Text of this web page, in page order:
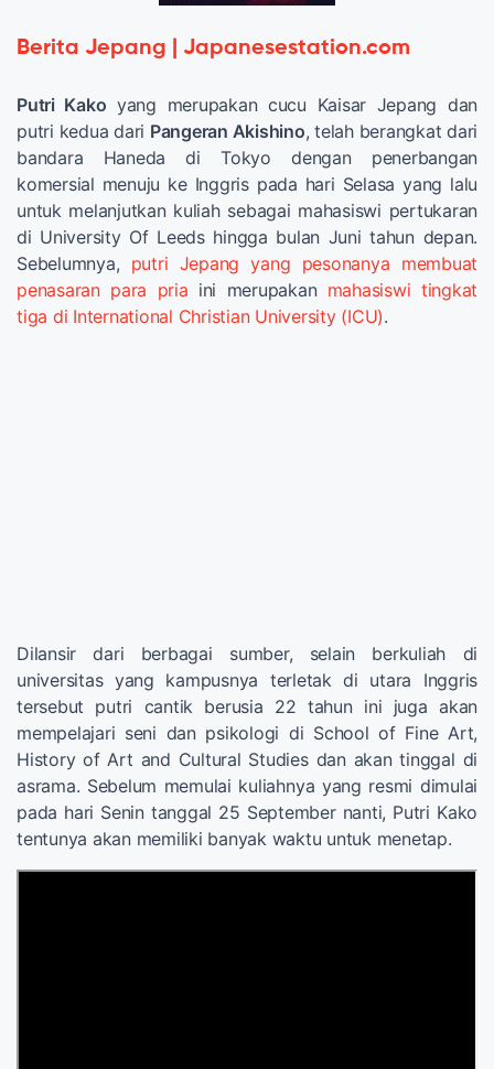
Berita Jepang | Japanesestation.com
Putri Kako yang merupakan cucu Kaisar Jepang dan
putri kedua dari Pangeran Akishino, telah berangkat dari
bandara Haneda di Tokyo dengan penerbangan
komersial menuju ke Inggris pada hari Selasa yang lalu
untuk melanjutkan kuliah sebagai mahasiswi pertukaran
di University Of Leeds hingga bulan Juni tahun depan.
Sebelumnya, putri Jepang yang pesonanya membuat
penasaran para pria ini merupakan mahasiswi tingkat
tiga di International Christian University (ICU).
Dilansir dari berbagai sumber, selain berkuliah di
universitas yang kampusnya terletak di utara Inggris
tersebut putri cantik berusia 22 tahun ini juga akan
mempelajari seni dan psikologi di School of Fine Art,
History of Art and Cultural Studies dan akan tinggal di
asrama. Sebelum memulai kuliahnya yang resmi dimulai
pada hari Senin tanggal 25 September nanti, Putri Kako
tentunya akan memiliki banyak waktu untuk menetap.